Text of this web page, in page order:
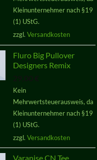
Kleinunternehmer nach §19
(1) UStG.
zzgl. Versandkosten
Fluro Big Pullover
Designers Remix
Kein
Mehrwertsteuerausweis, da
Kleinunternehmer nach §19
(1) UStG.
zzgl. Versandkosten
Varanise CN Tee